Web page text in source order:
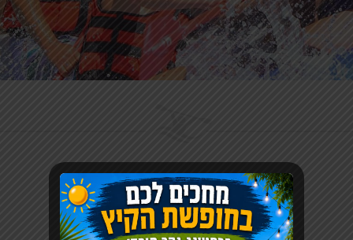
Arabic
עמוד הבית»
Arabic